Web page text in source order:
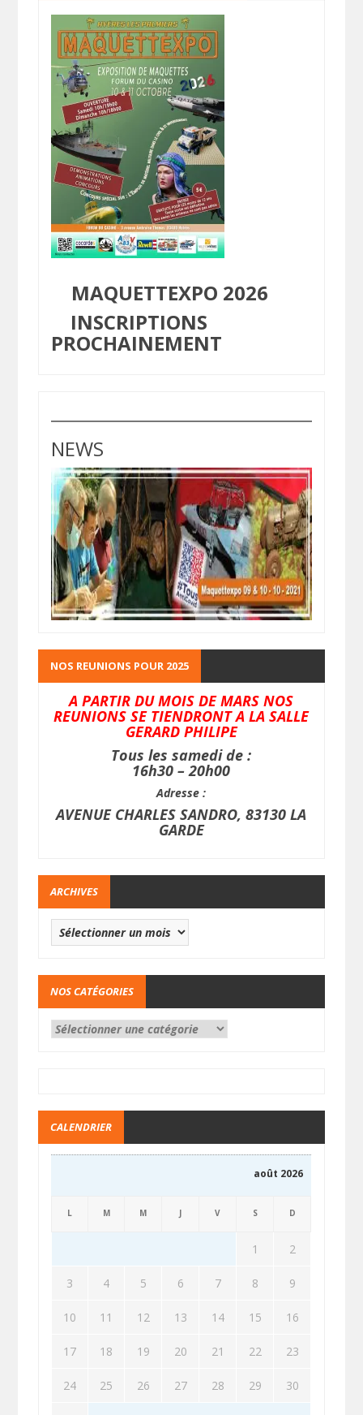
MAQUETTEXPO 2026
INSCRIPTIONS
PROCHAINEMENT
NEWS
NOS REUNIONS POUR 2025
A PARTIR DU MOIS DE MARS NOS
REUNIONS SE TIENDRONT A LA SALLE
GERARD PHILIPE
Tous les samedi de :
16h30 – 20h00
Adresse :
AVENUE CHARLES SANDRO, 83130 LA
GARDE
ARCHIVES
NOS CATÉGORIES
CALENDRIER
août 2026
L M M J V S D
1 2
3 4 5 6 7 8 9
10 11 12 13 14 15 16
17 18 19 20 21 22 23
24 25 26 27 28 29 30